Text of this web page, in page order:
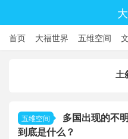
首页 大福世界 五维空间
土
五维空间
多国出现的不
到底是什么？